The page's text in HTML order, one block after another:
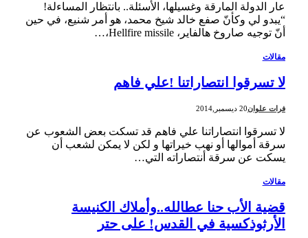
عار الدولة المارقة وغسيلها، الأسئلة.. بانتظار المساءلة!
“يبدو لي وكأنّ صفع خالد شيخ محمد، هو أمر شنيع، في حين
أنّ توجيه صاروخ هالفاير، Hellfire missile،…
مقالات
لا تسرقوا انتصاراتنا !علي فاهم
فرات علوان 20 ديسمبر,2014
لا تسرقوا انتصاراتنا علي فاهم قد تسكت بعض الشعوب عن
سرقة أموالها أو نهب خيراتها و لكن لا يمكن لشعب أن
يسكت عن سرقة أنتصاراته التي…
مقالات
قضية الأب حنا عطالله..وأملاك الكنيسة
الأرثوذكسية في القدس! على حتر